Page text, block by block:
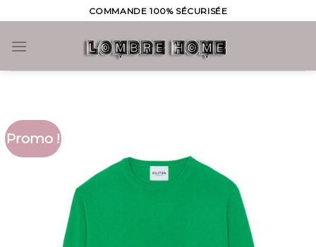
to
content
COMMANDE 100% SÉCURISÉE
Promo !